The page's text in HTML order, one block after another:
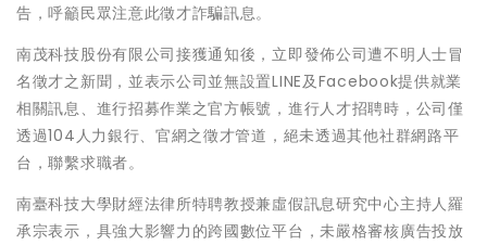
告，呼籲民眾注意此徵才詐騙訊息。
南茂科技股份有限公司接獲通知後，立即發佈公司遭不明人士冒
名徵才之新聞，並表示公司並無設置LINE及Facebook提供就業
相關訊息、進行招募作業之官方帳號，進行人才招聘時，公司僅
透過104人力銀行、官網之徵才管道，絕未透過其他社群網路平
台，聯繫求職者。
南臺科技大學財經法律所特聘教授兼虛假訊息研究中心主持人羅
承宗表示，具強大影響力的跨國數位平台，未嚴格審核廣告投放